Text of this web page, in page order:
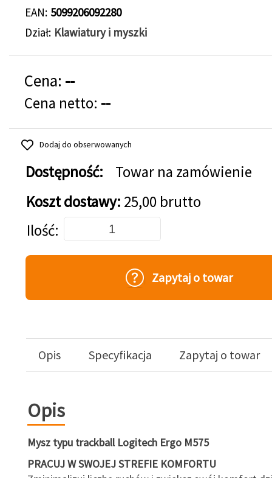
EAN 5099206092280
Dział Klawiatury i myszki
Cena: --
Cena netto: --
Dodaj do obserwowanych
Dostępność:
Towar na zamówienie
Koszt dostawy: 25,00 brutto
Dodaj do koszyka
Ilość
Zapytaj o towar
Opis Specyfikacja Zapytaj o towar
Opis
Mysz typu trackball Logitech Ergo M575
PRACUJ W SWOJEJ STREFIE KOMFORTU